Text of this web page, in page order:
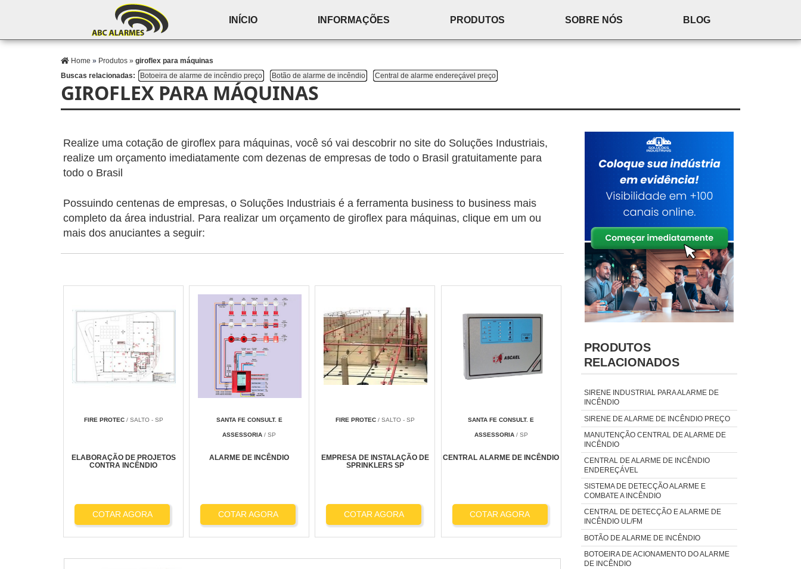
INÍCIO INFORMAÇÕES PRODUTOS SOBRE NÓS BLOG
Home » Produtos » giroflex para máquinas
Buscas relacionadas:
Botoeira de alarme de incêndio preço Botão de alarme de incêndio Central de alarme endereçável preço
GIROFLEX PARA MÁQUINAS
Realize uma cotação de giroflex para máquinas, você só vai descobrir no site do Soluções Industriais,
realize um orçamento imediatamente com dezenas de empresas de todo o Brasil gratuitamente para
todo o Brasil
Possuindo centenas de empresas, o Soluções Industriais é a ferramenta business to business mais
completo da área industrial. Para realizar um orçamento de giroflex para máquinas, clique em um ou
mais dos anuciantes a seguir:
FIRE PROTEC/ SALTO - SP
ELABORAÇÃO DE PROJETOS
CONTRA INCÊNDIO
COTAR AGORA
SANTA FE CONSULT. E
ASSESSORIA / SP
ALARME DE INCÊNDIO
COTAR AGORA
FIRE PROTEC/ SALTO - SP
EMPRESA DE INSTALAÇÃO DE
SPRINKLERS SP
COTAR AGORA
SANTA FE CONSULT. E
ASSESSORIA/ SP
CENTRAL ALARME DE INCÊNDIO
COTAR AGORA
PRODUTOS
RELACIONADOS
SIRENE INDUSTRIAL PARA ALARME DE
INCÊNDIO
SIRENE DE ALARME DE INCÊNDIO PREÇO
MANUTENÇÃO CENTRAL DE ALARME DE
INCÊNDIO
CENTRAL DE ALARME DE INCÊNDIO
ENDEREÇÁVEL
SISTEMA DE DETECÇÃO ALARME E
COMBATE A INCÊNDIO
CENTRAL DE DETECÇÃO E ALARME DE
INCÊNDIO UL/FM
BOTÃO DE ALARME DE INCÊNDIO
BOTOEIRA DE ACIONAMENTO DO ALARME
DE INCÊNDIO